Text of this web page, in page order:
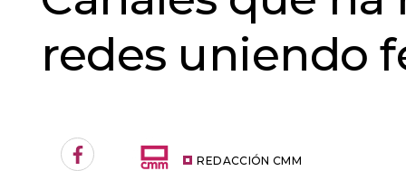
redes uniendo
Facebook REDACCIÓN CMM